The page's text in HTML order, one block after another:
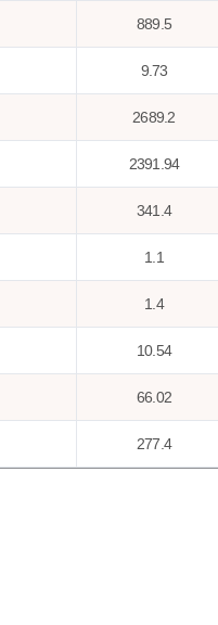
889.5
9.73
2689.2
2391.94
341.4
1.1
1.4
10.54
66.02
277.4